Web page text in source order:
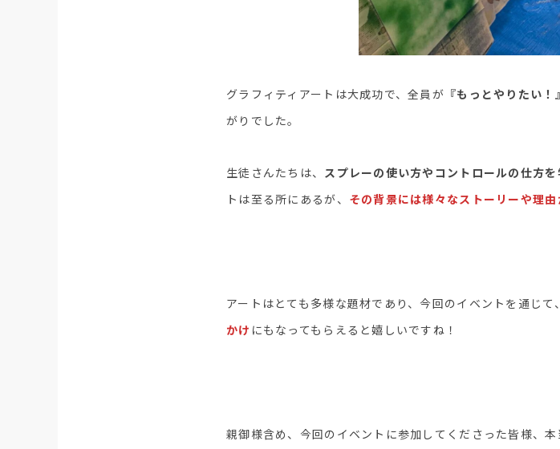
グラフィティアートは大成功で、全員が 『もっとやりたい！』
がりでした。
生徒さんたちは、 スプレーの使い方やコントロールの仕方
トは至る所にあるが、 その背景には様々なストーリーや理由
アートはとても多様な題材であり、今回のイベントを通じて
かけ にもなってもらえると嬉しいですね！
親御様含め、今回のイベントに参加してくださった皆様、本